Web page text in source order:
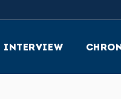
INTERVIEW